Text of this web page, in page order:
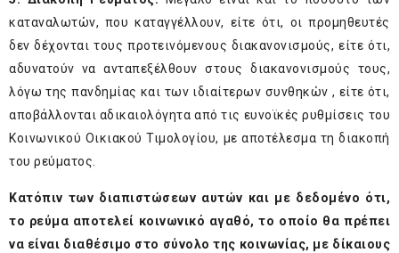
καταναλωτών, που καταγγέλλουν, είτε ότι, οι προμηθευτές
δεν δέχονται τους προτεινόμενους διακανονισμούς, είτε ότι,
αδυνατούν να ανταπεξέλθουν στους διακανονισμούς τους,
λόγω της πανδημίας και των ιδιαίτερων συνθηκών , είτε ότι,
αποβάλλονται αδικαιολόγητα από τις ευνοϊκές ρυθμίσεις του
Κοινωνικού Οικιακού Τιμολογίου, με αποτέλεσμα τη διακοπή
του ρεύματος.
Κατόπιν των διαπιστώσεων αυτών και με δεδομένο ότι,
το ρεύμα αποτελεί κοινωνικό αγαθό, το οποίο θα πρέπει
να είναι διαθέσιμο στο σύνολο της κοινωνίας, με δίκαιους